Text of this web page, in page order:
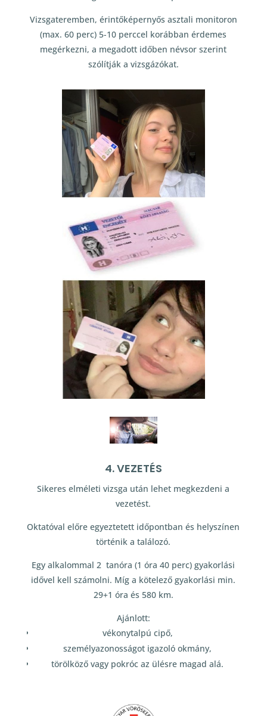
Vizsgateremben, érintőképernyős asztali monitoron
(max. 60 perc) 5-10 perccel korábban érdemes
megérkezni, a megadott időben névsor szerint
szólítják a vizsgázókat.
4. VEZETÉS
Sikeres elméleti vizsga után lehet megkezdeni a
vezetést.
Oktatóval előre egyeztetett időpontban és helyszínen
történik a találozó.
Egy alkalommal 2 tanóra (1 óra 40 perc) gyakorlási
idővel kell számolni. Míg a kötelező gyakorlási min.
29+1 óra és 580 km.
Ajánlott:
vékonytalpú cipő,
személyazonosságot igazoló okmány,
törölköző vagy pokróc az ülésre magad alá.